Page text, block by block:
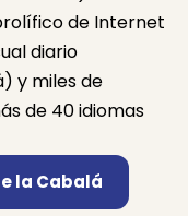
de Internet
diario
y miles de
de 40 idiomas
la Cabalá